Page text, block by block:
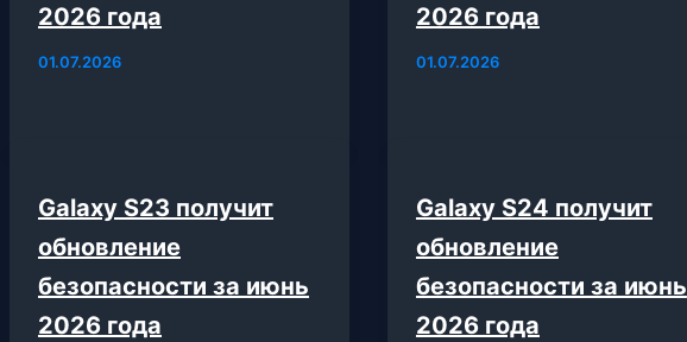
2026 года
01.07.2026
2026 года
01.07.2026
Galaxy S23 получит
обновление
безопасности за июнь
2026 года
Galaxy S24 получит
обновление
безопасности за июнь
2026 года